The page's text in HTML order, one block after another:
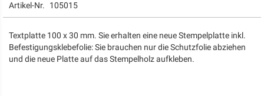
Artikel-Nr. 105015
Textplatte 100 x 30 mm. Sie erhalten eine neue Stempelplatte inkl.
Befestigungsklebefolie: Sie brauchen nur die Schutzfolie abziehen
und die neue Platte auf das Stempelholz aufkleben.